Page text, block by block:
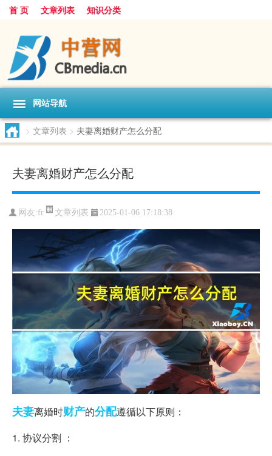
首 页 文章列表 知识分类
网站导航
> 文章列表 > 夫妻离婚财产怎么分配
夫妻离婚财产怎么分配
网友:fr 文章列表 2025-01-06 17:18:38
夫妻离婚时财产的分配遵循以下原则：
1. 协议分割 ：